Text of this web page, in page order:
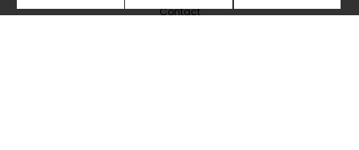
Contact